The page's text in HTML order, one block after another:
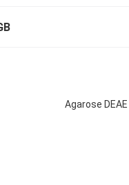
Agarose